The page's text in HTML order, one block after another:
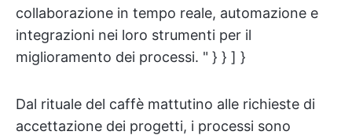
collaborazione in tempo reale, automazione e
integrazioni nei loro strumenti per il
miglioramento dei processi. " } } ] }
Dal rituale del caffè mattutino alle richieste di
accettazione dei progetti, i processi sono